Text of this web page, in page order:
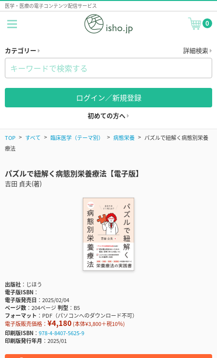
医学・医療の電子コンテンツ配信サービス
0
カテゴリー 詳細検索
ログイン／新規登録
初めての方へ
TOP すべて 臨床医学（テーマ別） 病態栄養
パズルで紐解く病態別栄養
療法
パズルで紐解く病態別栄養療法【電子版】
吉田 貞夫(著)
出版社
じほう
電子版ISBN
電子版発売日
2025/02/04
ページ数
204ページ判型
B5
フォーマット
PDF（パソコンへのダウンロード不可）
電子版販売価格： ¥4,180(本体¥3,800＋税10％)
印刷版ISBN
978-4-8407-5625-9
印刷版発行年月
2025/01